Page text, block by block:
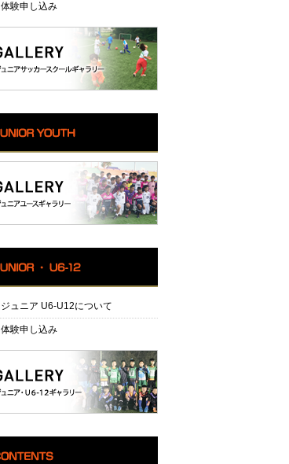
体験申し込み
ジュニア U6-U12について
体験申し込み